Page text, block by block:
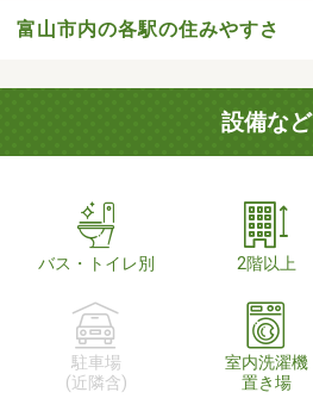
富山市内の各駅の住みやすさ
設備など
バス・トイレ別 2階以上
駐車場
(近隣含)
室内洗濯機
置き場